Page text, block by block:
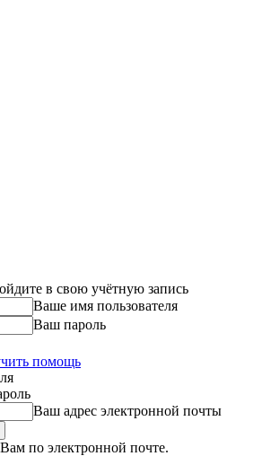
в свою учётную запись
Ваше имя пользователя
Ваш пароль
помощь
Ваш адрес электронной почты
по электронной почте.